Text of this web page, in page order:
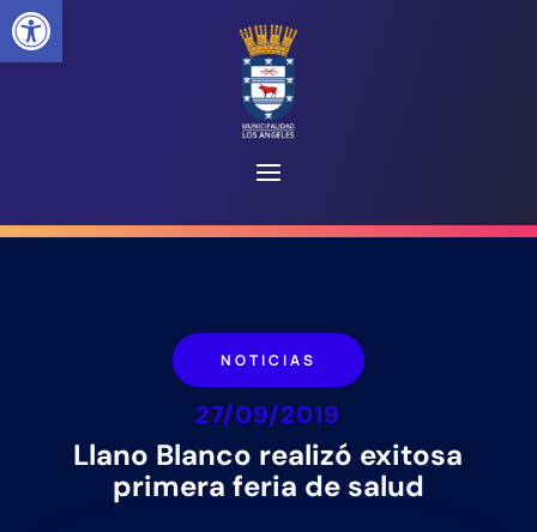
NOTICIAS
27/09/2019
Llano Blanco realizó exitosa
primera feria de salud